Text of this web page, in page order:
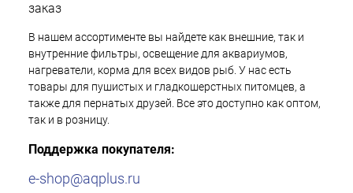
заказ
В нашем ассортименте вы найдете как внешние, так и
внутренние фильтры, освещение для аквариумов,
нагреватели, корма для всех видов рыб. У нас есть
товары для пушистых и гладкошерстных питомцев, а
также для пернатых друзей. Все это доступно как оптом,
так и в розницу.
Поддержка покупателя:
e-shop@aqplus.ru